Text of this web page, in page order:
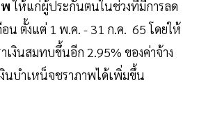
พให้แก่ผู้ประกันตนในช่วงที่มีการลด
น ตั้งแต่ 1 พ.ค. - 31 ก.ค. 65 โดยให้
งินสมทบขึ้นอีก 2.95% ของค่าจ้าง
นบำเหน็จชราภาพได้เพิ่มขึ้น